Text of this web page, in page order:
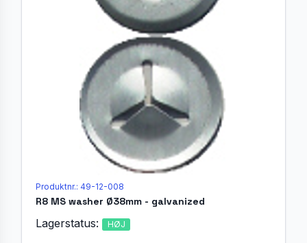
Produktnr.: 49-12-008
R8 MS washer Ø38mm - galvanized
Lagerstatus: HØJ